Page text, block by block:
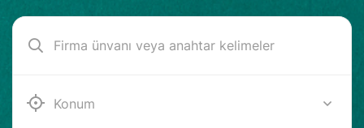
Bartın (Amasra)